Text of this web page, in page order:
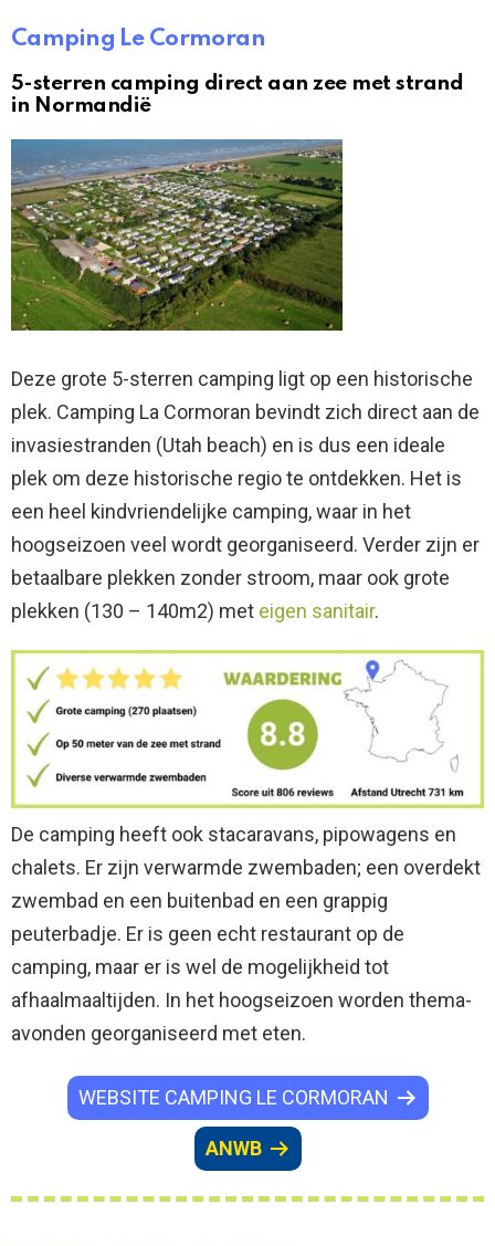
Camping Le Cormoran
5-sterren camping direct aan zee met strand
in Normandië
Deze grote 5-sterren camping ligt op een historische
plek. Camping La Cormoran bevindt zich direct aan de
invasiestranden (Utah beach) en is dus een ideale
plek om deze historische regio te ontdekken. Het is
een heel kindvriendelijke camping, waar in het
hoogseizoen veel wordt georganiseerd. Verder zijn er
betaalbare plekken zonder stroom, maar ook grote
plekken (130 – 140m2) met eigen sanitair.
De camping heeft ook stacaravans, pipowagens en
chalets. Er zijn verwarmde zwembaden; een overdekt
zwembad en een buitenbad en een grappig
peuterbadje. Er is geen echt restaurant op de
camping, maar er is wel de mogelijkheid tot
afhaalmaaltijden. In het hoogseizoen worden thema-
avonden georganiseerd met eten.
WEBSITE CAMPING LE CORMORAN
ANWB